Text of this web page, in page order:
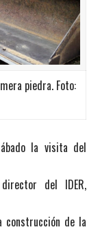
piedra. Foto:
la visita del
del IDER,
construcción de la